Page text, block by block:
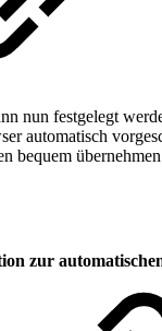
nun festgelegt
automatisch
bequem
zur